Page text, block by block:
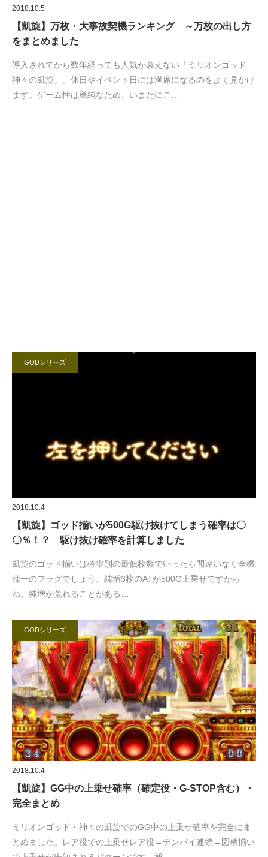
2018.10.5
【凱旋】万枚・大事故契機ランキング ～万枚の出し方
をまとめました
導入されてから数年経っても人気が衰えない「ミリオンゴッド
神々の凱旋」。休日やイベント日には満席になるのをよく見かけ
ます。ゲーム性は単純なため、いまだにこ…
GODシリーズ
2018.10.4
【凱旋】ゴッド揃いが500G駆け抜けてしまう確率は〇
〇％！？ 駆け抜け確率を計算しました
凱旋のゴッド揃いは確率別の最低枚数でいったら間違いなく全機
種一のフラグでしょう。純増3枚のATが500G上乗せですから
ね。純増が荒れることがある…
GODシリーズ
2018.10.4
【凱旋】GG中の上乗せ確率（確定役・G-STOP含む）・
完全まとめ
ミリオンゴッド・神々の凱旋でのGG中の上乗せ確率を完全にま
とめました。レア役での上乗せレア役→テンパイ連続→図柄揃い